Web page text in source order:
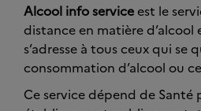
Alcool info service est le
distance en matière
s’adresse à tous ceux qui se
consommation d’alcool ou
Ce service dépend de Santé